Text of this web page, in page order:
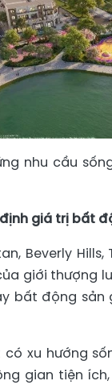
nhu cầu
giá trị bất
Beverly
giới thượng
bất động
xu hướng
gian tiện